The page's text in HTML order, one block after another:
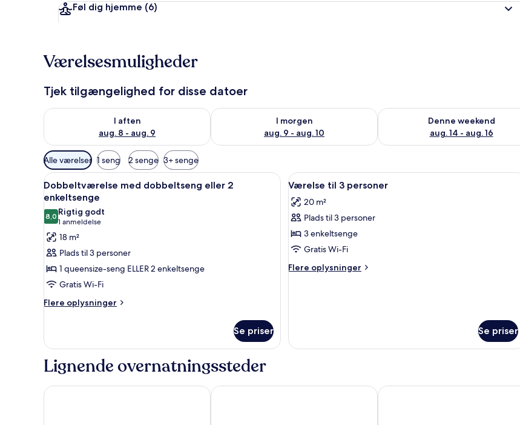
Føl dig hjemme (6)
Værelsesmuligheder
Tjek tilgængelighed for disse datoer
I aften
aug. 8 - aug. 9
Tjek tilgængelighed for i aften aug. 8 - aug. 9
I morgen
aug. 9 - aug. 10
Tjek tilgængelighed for i morgen aug. 9 - aug. 10
Denne weekend
aug. 14 - aug. 16
Tjek tilgængelighed for denne
Tilgængelige
filtre
for
værelser
Alle værelser 1 seng 2 senge 3+ senge
Indlæs
alle
billeder
af
Dobbeltværelse
med
dobbeltseng
eller
2
enkeltsenge
Et soveværelse med en stor seng, træsengegavl, to vægmonterede lamper, en radiator, et vindue
4
Dobbeltværelse med dobbeltseng eller 2
enkeltsenge
8,08,0 ud af 10
Rigtig godt
1 anmeldelse
(1
anmeldelse)
18 m²
Plads til 3 personer
1 queensize-seng ELLER 2 enkeltsenge
Gratis Wi-Fi
Flere oplysninger
Flere
med
eller
enkeltsenge
Se priser
Indlæs
alle
billeder
af
Værelse
til
3
personer
Et soveværelse med en stor
4
Værelse til 3 personer
20 m²
Plads til 3 personer
3 enkeltsenge
Gratis Wi-Fi
Flere oplysninger
Flere
Se priser
Lignende overnatningssteder
B&B Hotel Trento La Loggia del Castello Hotel Garni La Vigna - Adult